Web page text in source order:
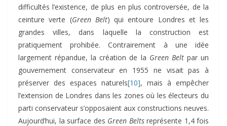
difficultés l’existence, de plus en plus controversée, de la
ceinture verte (Green Belt) qui entoure Londres et les
grandes villes, dans laquelle la construction est
pratiquement prohibée. Contrairement à une idée
largement répandue, la création de la Green Beltpar un
gouvernement conservateur en 1955 ne visait pas à
préserver des espaces naturels[10], mais à empêcher
l’extension de Londres dans les zones où les électeurs du
parti conservateur s’opposaient aux constructions neuves.
Aujourd’hui, la surface des Green Beltsreprésente 1,4 fois